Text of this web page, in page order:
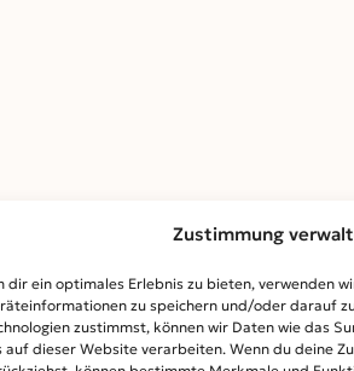
Zustimmung
dir ein optimales Erlebnis zu bieten, verwenden
zu speichern und/oder darauf
zustimmst, können wir Daten wie das
auf dieser Website verarbeiten. Wenn du deine
INFO